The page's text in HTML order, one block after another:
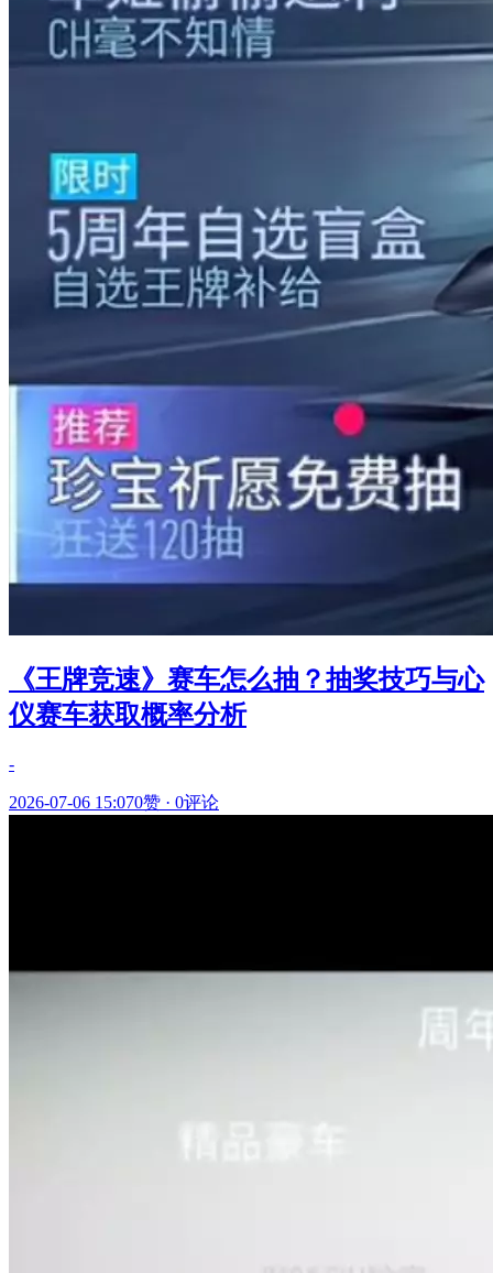
《王牌竞速》赛车怎么抽？抽奖技巧与心
仪赛车获取概率分析
-
2026-07-06 15:070赞 · 0评论